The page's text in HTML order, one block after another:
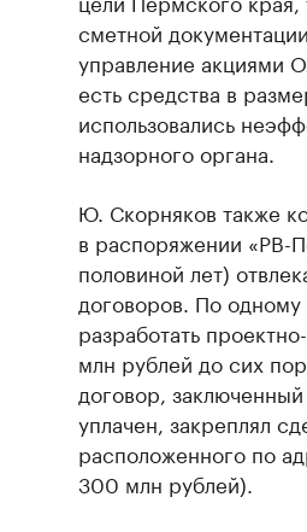
сметной
управление акциями
есть средства в
использовались
надзорного органа.
Ю. Скорняков также
в распоряжении «РВ-
половиной лет)
договоров. По
разработать
млн рублей до сих
договор,
уплачен, закреплял
расположенного по
300 млн рублей).